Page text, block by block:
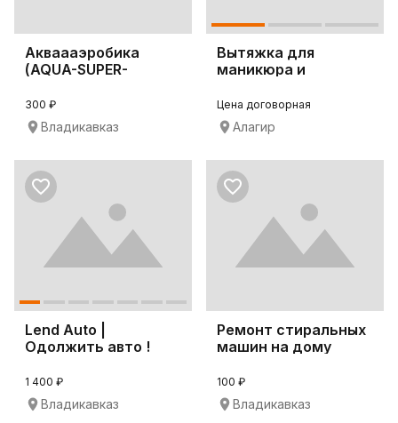
Акваааэробика
(AQUA-SUPER-
300 ₽
Владикавказ
Вытяжка для
маникюра и
Alize
Цена договорная
Алагир
Lend Auto |
Одолжить авто !
1 400 ₽
Владикавказ
Ремонт стиральных
машин на дому
100 ₽
Владикавказ